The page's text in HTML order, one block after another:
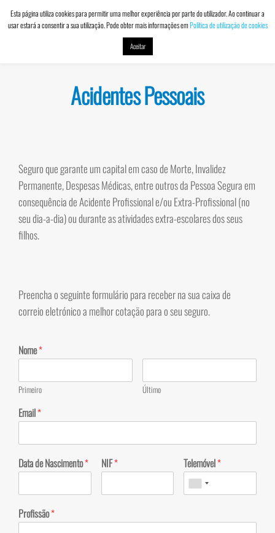
DACVALOR
Contabilidade
e Seguros
Acidentes Pessoais
Seguro que garante um capital em caso de Morte, Invalidez
Permanente, Despesas Médicas, entre outros da Pessoa Segura em
consequência de Acidente Profissional e/ou Extra-Profissional (no
seu dia-a-dia) ou durante as atividades extra-escolares dos seus
filhos.
Preencha o seguinte formulário para receber na sua caixa de
correio eletrónico a melhor cotação para o seu seguro.
Nome*
Primeiro Último
Email*
Data de Nascimento* NIF* Telemóvel*
Profissão*
Esta página utiliza cookies para permitir uma melhor experiência por parte do utilizador. Ao continuar a
usar estará a consentir a sua utilização. Pode obter mais informações emPolítica de utilização de cookies
Aceitar